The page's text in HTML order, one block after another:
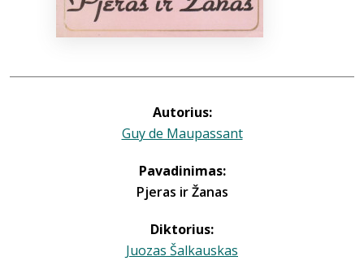
Autorius:
Guy de Maupassant
Pavadinimas:
Pjeras ir Žanas
Diktorius:
Juozas Šalkauskas